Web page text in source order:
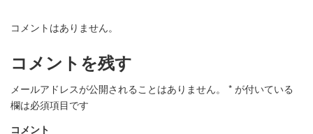
コメントはありません。
コメントを残す
メールアドレスが公開されることはありません。 * が付いている
欄は必須項目です
コメント